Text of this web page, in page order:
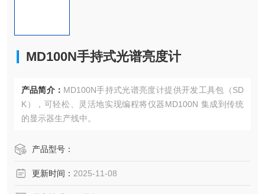
MD100N手持式光谱亮度计
产品简介： MD100N手持式光谱亮度计提供开发工具包（SD
K），可轻松、灵活地实现编程将仪器MD100N 集成到传统
的显示器生产线中。
产品型号：
更新时间： 2025-11-08